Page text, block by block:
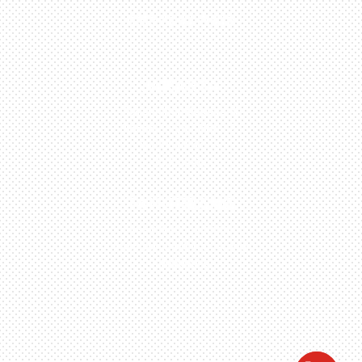
0813-1054-7548
JAKARTA
Perumahan Boulevard
Taman Surya 3 Blok h2,
No.27, Jakarta –
Indonesia
TANGERANG
Husein Sastra Negara,
No.8 Jurumudi Tangerang
– Indonesia